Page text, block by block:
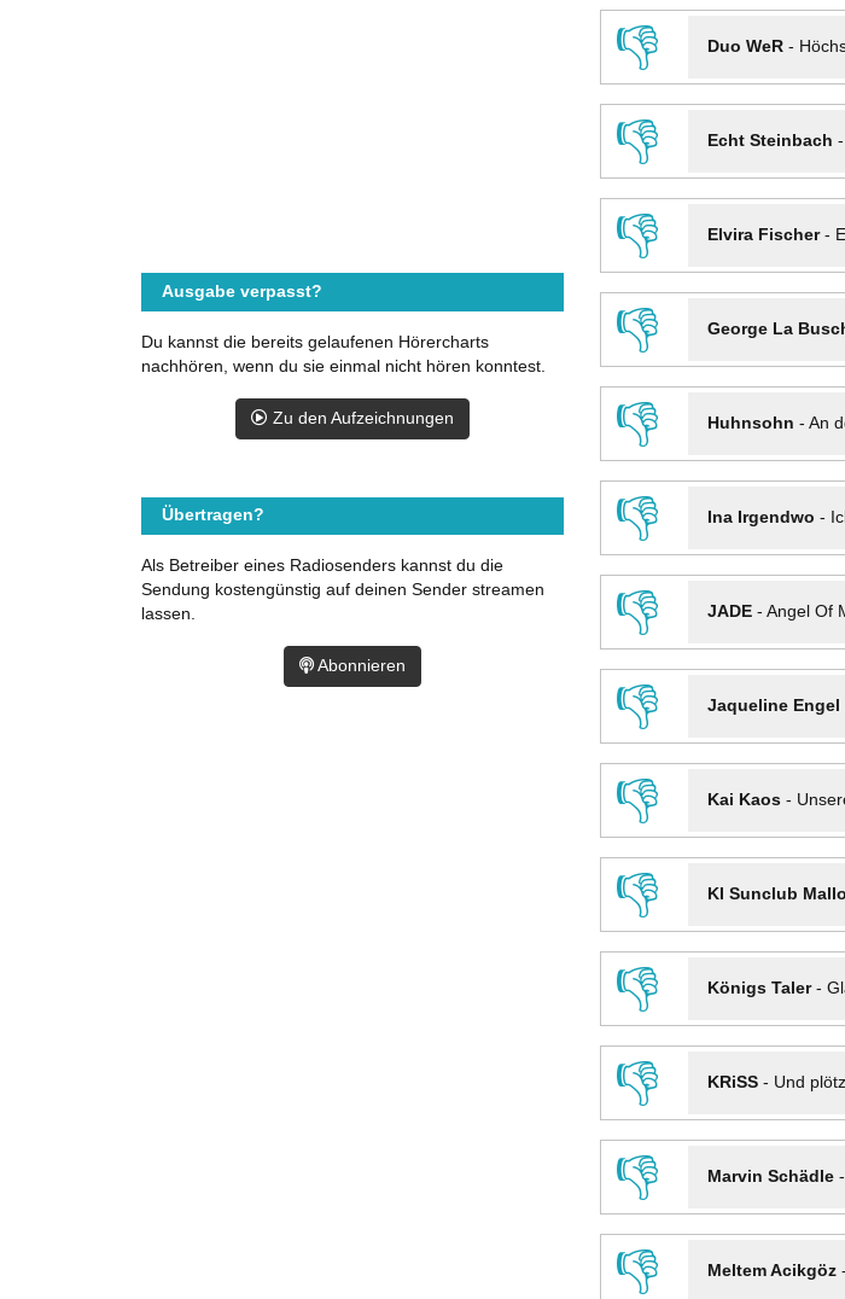
👎
Duo WeR-
👎
Echt Steinbach -
👎
Elvira Fischer-
👎
George La
👎
Huhnsohn - An
👎
Ina Irgendwo -
👎
JADE- Angel Of
👎
Jaqueline Engel
👎
Kai Kaos-
👎
KI Sunclub
👎
Königs Taler-
👎
KRiSS- Und
👎
Marvin Schädle-
👎
Meltem Acikgöz-
Ausgabe verpasst?
Du kannst die bereits gelaufenen Hörercharts
nachhören, wenn du sie einmal nicht hören konntest.
Zu den Aufzeichnungen
Übertragen?
Als Betreiber eines Radiosenders kannst du die
Sendung kostengünstig auf deinen Sender streamen
lassen.
Abonnieren